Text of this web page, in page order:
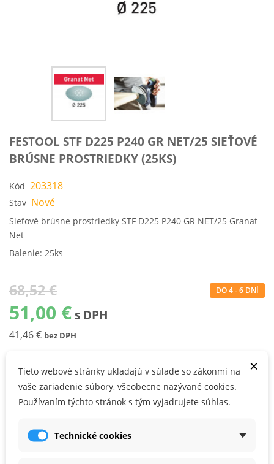
FESTOOL STF D225 P240 GR NET/25 SIEŤOVÉ
BRÚSNE PROSTRIEDKY (25KS)
Kód 203318
Stav Nové
Sieťové brúsne prostriedky STF D225 P240 GR NET/25 Granat
Net
Balenie: 25ks
68,52 €
51,00 € s DPH
41,46 € bez DPH
DO 4 - 6 DNÍ
KÚPIŤ
×
Tieto webové stránky ukladajú v súlade so zákonmi na
vaše zariadenie súbory, všeobecne nazývané cookies.
Používaním týchto stránok s tým vyjadrujete súhlas.
Technické cookies